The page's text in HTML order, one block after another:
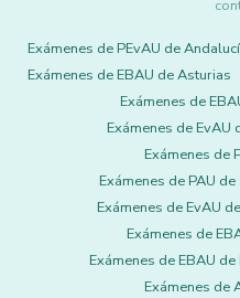
Exámenes de PEvAU de
Exámenes de EBAU de Asturias
Exámenes de
Exámenes de EvAU
Exámenes de
Exámenes de PAU
Exámenes de EvAU
Exámenes de
Exámenes de EBAU
Exámenes de